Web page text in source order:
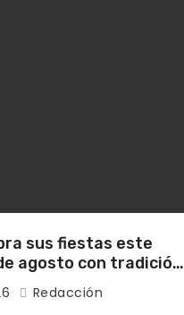
sus fiestas este
agosto con tradición,
vecinal
Redacción